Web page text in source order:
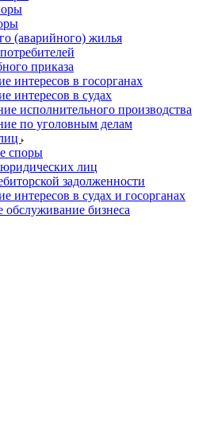
(аварийного) жилья
приказа
интересов в госорганах
интересов в судах
исполнительного производства
по уголовным делам
споры
лиц
задолженности
интересов в судах и госорганах
бизнеса